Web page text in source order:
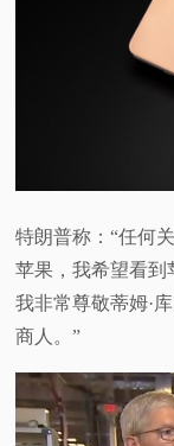
特朗普称：“任何
苹果，我希望看到
我非常尊敬蒂姆·
商人。”